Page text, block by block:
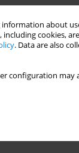
about
cookies,
. Data are also
configuration